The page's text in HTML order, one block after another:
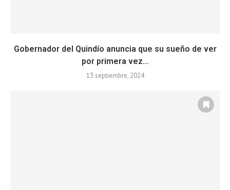
Gobernador del Quindío anuncia que su sueño de ver
por primera vez...
13 septiembre, 2024